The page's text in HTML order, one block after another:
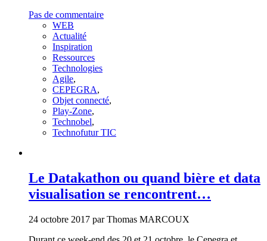
Pas de commentaire
WEB
Actualité
Inspiration
Ressources
Technologies
Agile,
CEPEGRA,
Objet connecté,
Play-Zone,
Technobel,
Technofutur TIC
Le Datakathon ou quand bière et data
visualisation se rencontrent…
24 octobre 2017 par Thomas MARCOUX